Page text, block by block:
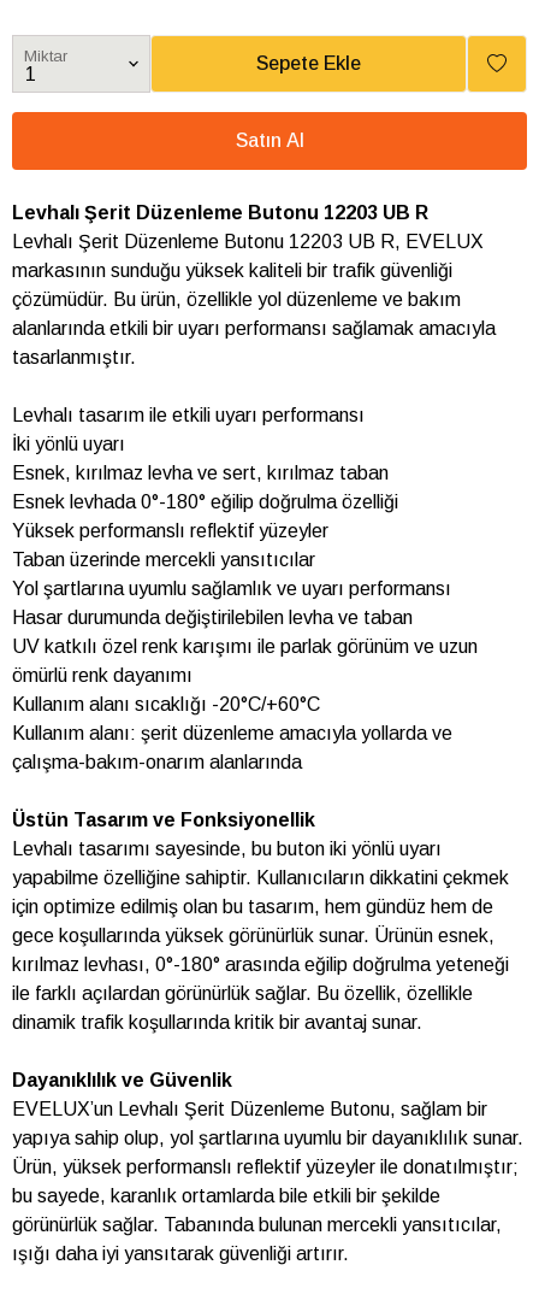
Miktar Sepete Ekle
Satın Al
Levhalı Şerit Düzenleme Butonu 12203 UB R
Levhalı Şerit Düzenleme Butonu 12203 UB R, EVELUX
markasının sunduğu yüksek kaliteli bir trafik güvenliği
çözümüdür. Bu ürün, özellikle yol düzenleme ve bakım
alanlarında etkili bir uyarı performansı sağlamak amacıyla
tasarlanmıştır.
Levhalı tasarım ile etkili uyarı performansı
İki yönlü uyarı
Esnek, kırılmaz levha ve sert, kırılmaz taban
Esnek levhada 0°-180° eğilip doğrulma özelliği
Yüksek performanslı reflektif yüzeyler
Taban üzerinde mercekli yansıtıcılar
Yol şartlarına uyumlu sağlamlık ve uyarı performansı
Hasar durumunda değiştirilebilen levha ve taban
UV katkılı özel renk karışımı ile parlak görünüm ve uzun
ömürlü renk dayanımı
Kullanım alanı sıcaklığı -20°C/+60°C
Kullanım alanı: şerit düzenleme amacıyla yollarda ve
çalışma-bakım-onarım alanlarında
Üstün Tasarım ve Fonksiyonellik
Levhalı tasarımı sayesinde, bu buton iki yönlü uyarı
yapabilme özelliğine sahiptir. Kullanıcıların dikkatini çekmek
için optimize edilmiş olan bu tasarım, hem gündüz hem de
gece koşullarında yüksek görünürlük sunar. Ürünün esnek,
kırılmaz levhası, 0°-180° arasında eğilip doğrulma yeteneği
ile farklı açılardan görünürlük sağlar. Bu özellik, özellikle
dinamik trafik koşullarında kritik bir avantaj sunar.
Dayanıklılık ve Güvenlik
EVELUX’un Levhalı Şerit Düzenleme Butonu, sağlam bir
yapıya sahip olup, yol şartlarına uyumlu bir dayanıklılık sunar.
Ürün, yüksek performanslı reflektif yüzeyler ile donatılmıştır;
bu sayede, karanlık ortamlarda bile etkili bir şekilde
görünürlük sağlar. Tabanında bulunan mercekli yansıtıcılar,
ışığı daha iyi yansıtarak güvenliği artırır.